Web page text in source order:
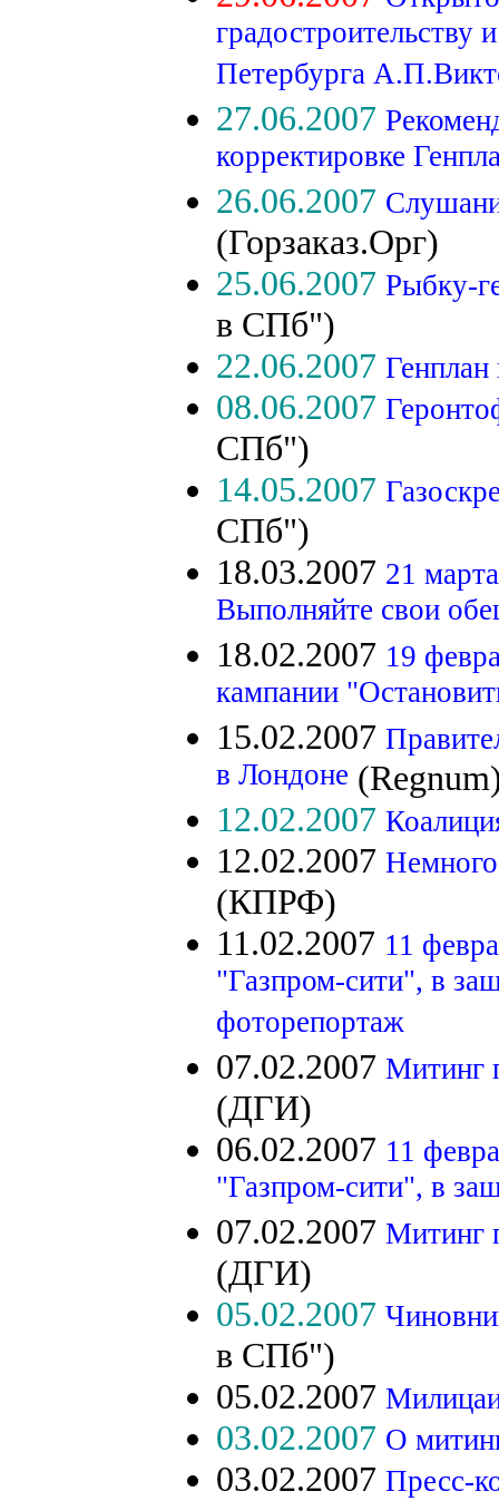
градостроительству
Петербурга
27.06.2007
корректировке
26.06.2007
(Горзаказ.Орг)
25.06.2007 Рыбку-
в СПб")
22.06.2007 Генплан
08.06.2007
СПб")
14.05.2007
СПб")
18.03.2007 21
Выполняйте свои
18.02.2007 19
кампании
15.02.2007
в Лондоне
12.02.2007
12.02.2007
(КПРФ)
11.02.2007 11
"Газпром-сити", в
фоторепортаж
07.02.2007 Митинг
(ДГИ)
06.02.2007 11
"Газпром-сити", в
07.02.2007 Митинг
(ДГИ)
05.02.2007
в СПб")
05.02.2007
03.02.2007 О
03.02.2007 Пресс-